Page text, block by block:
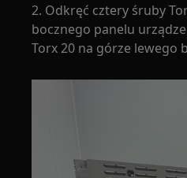
2. Odkręć cztery śruby
bocznego panelu
Torx 20 na górze lewego